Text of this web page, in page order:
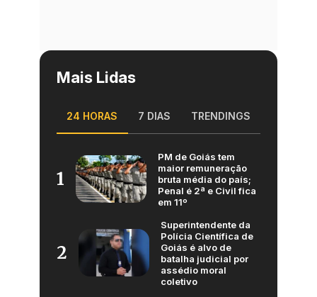
Mais Lidas
24 HORAS 7 DIAS TRENDINGS
1
PM de Goiás tem
maior remuneração
bruta média do país;
Penal é 2ª e Civil fica
em 11º
2
Superintendente da
Polícia Científica de
Goiás é alvo de
batalha judicial por
assédio moral
coletivo